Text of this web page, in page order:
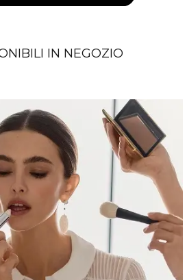
IN NEGOZIO